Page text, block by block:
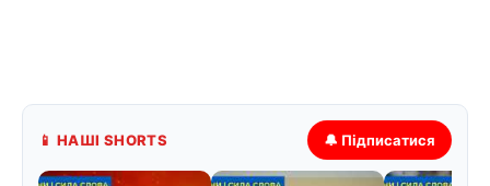
📱 НАШІ SHORTS 🔔 Підписатися